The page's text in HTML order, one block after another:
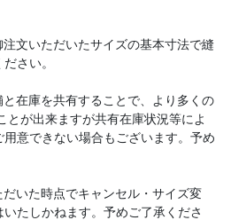
文いただいたサイズの基本寸法で縫
さい。
在庫を共有することで、より多くの
とが出来ますが共有在庫状況等によ
意できない場合もございます。予め
いた時点でキャンセル・サイズ変
たしかねます。予めご了承くださ